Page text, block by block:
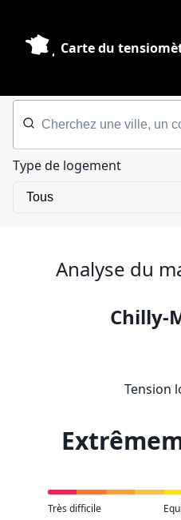
Carte du
Type de logement
Analyse du
Chilly-
Tension
Très difficile